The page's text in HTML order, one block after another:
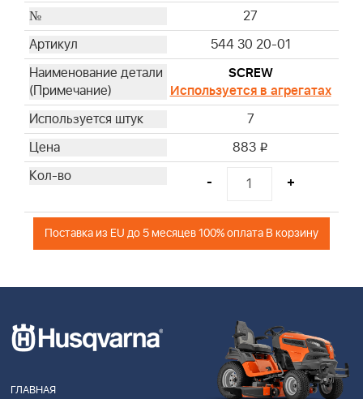
27
544 30 20-01
SCREW
Используется в агрегатах
7
883 i
- +
Поставка из EU до 5 месяцев 100% оплата В корзину
ГЛАВНАЯ